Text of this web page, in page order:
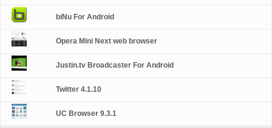
biNu For Android
Opera Mini Next web browser
Justin.tv Broadcaster For Android
Twitter 4.1.10
UC Browser 9.3.1